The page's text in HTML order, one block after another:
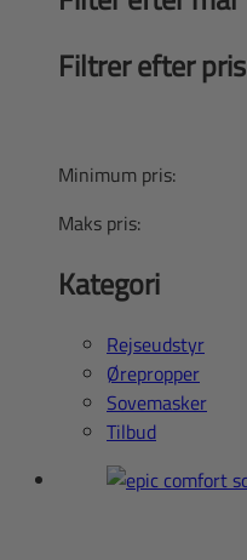
Filtrer efter pris
Minimum pris:
Maks pris:
Kategori
Rejseudstyr
Ørepropper
Sovemasker
Tilbud